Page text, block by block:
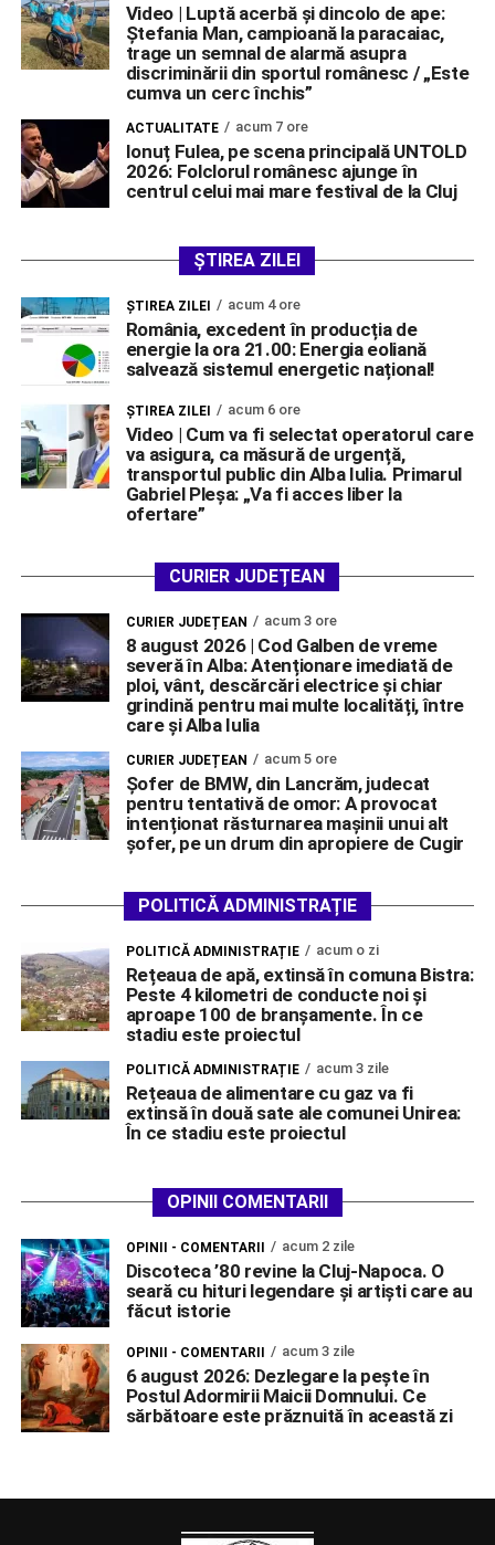
Video | Luptă acerbă și dincolo de ape:
Ștefania Man, campioană la paracaiac,
trage un semnal de alarmă asupra
discriminării din sportul românesc / „Este
cumva un cerc închis”
ACTUALITATE acum 7 ore
Ionuț Fulea, pe scena principală UNTOLD
2026: Folclorul românesc ajunge în
centrul celui mai mare festival de la Cluj
ȘTIREA ZILEI
ŞTIREA ZILEI acum 4 ore
România, excedent în producția de
energie la ora 21.00: Energia eoliană
salvează sistemul energetic național!
ŞTIREA ZILEI acum 6 ore
Video | Cum va fi selectat operatorul care
va asigura, ca măsură de urgență,
transportul public din Alba Iulia. Primarul
Gabriel Pleșa: „Va fi acces liber la
ofertare”
CURIER JUDEȚEAN
CURIER JUDEȚEAN acum 3 ore
8 august 2026 | Cod Galben de vreme
severă în Alba: Atenționare imediată de
ploi, vânt, descărcări electrice și chiar
grindină pentru mai multe localități, între
care și Alba Iulia
CURIER JUDEȚEAN acum 5 ore
Șofer de BMW, din Lancrăm, judecat
pentru tentativă de omor: A provocat
intenționat răsturnarea mașinii unui alt
șofer, pe un drum din apropiere de Cugir
POLITICĂ ADMINISTRAȚIE
POLITICĂ ADMINISTRAȚIE acum o zi
Rețeaua de apă, extinsă în comuna Bistra:
Peste 4 kilometri de conducte noi și
aproape 100 de branșamente. În ce
stadiu este proiectul
POLITICĂ ADMINISTRAȚIE acum 3 zile
Rețeaua de alimentare cu gaz va fi
extinsă în două sate ale comunei Unirea:
În ce stadiu este proiectul
OPINII COMENTARII
OPINII - COMENTARII acum 2 zile
Discoteca ’80 revine la Cluj-Napoca. O
seară cu hituri legendare și artiști care au
făcut istorie
OPINII - COMENTARII acum 3 zile
6 august 2026: Dezlegare la pește în
Postul Adormirii Maicii Domnului. Ce
sărbătoare este prăznuită în această zi